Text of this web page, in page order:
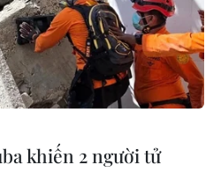
Thả kỳ đà hoa về rừng đặc
dụng vườn chim Bạc Liêu
khiến 2 người tử